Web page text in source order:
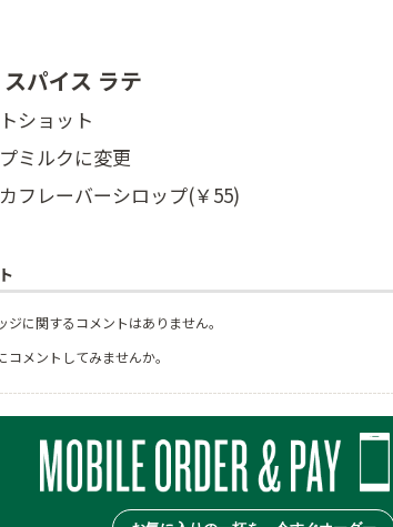
パイス ラテ
ショット
ミルクに変更
フレーバーシロップ(￥55)
ジに関するコメントはありません。
コメントしてみませんか。